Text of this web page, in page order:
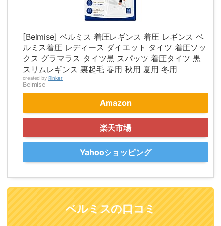
[Belmise] ベルミス 着圧レギンス 着圧 レギンス ベ
ルミス着圧 レディース ダイエット タイツ 着圧ソッ
クス グラマラス タイツ黒 スパッツ 着圧タイツ 黒
スリムレギンス 裏起毛 春用 秋用 夏用 冬用
created by Rinker
Belmise
Amazon
楽天市場
Yahooショッピング
ベルミスの口コミ